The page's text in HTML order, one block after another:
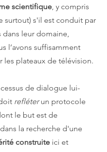
scientifique, y compris
surtout) s'il est conduit par
dans leur domaine,
l’avons suffisamment
les plateaux de télévision.
de dialogue lui-
refléter un protocole
le but est de
la recherche d'une
construite ici et